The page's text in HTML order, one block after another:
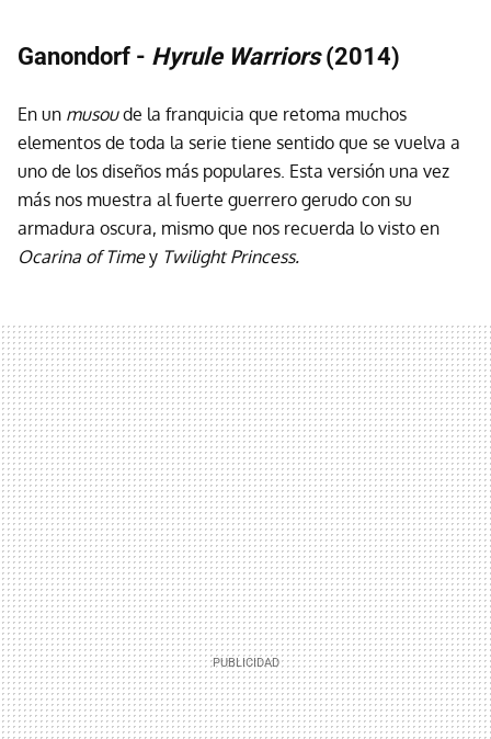
Ganondorf - Hyrule Warriors(2014)
En un musoude la franquicia que retoma muchos
elementos de toda la serie tiene sentido que se vuelva a
uno de los diseños más populares. Esta versión una vez
más nos muestra al fuerte guerrero gerudo con su
armadura oscura, mismo que nos recuerda lo visto en
Ocarina of Timey Twilight Princess.